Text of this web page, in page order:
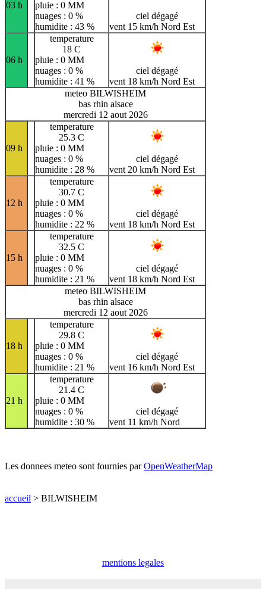
03 h
pluie : 0 MM
nuages : 0 %
humidite : 43 %
ciel dégagé
vent 15 km/h Nord Est
06 h
temperature
18 C
pluie : 0 MM
nuages : 0 %
humidite : 41 %
ciel dégagé
vent 18 km/h Nord Est
meteo BILWISHEIM
bas rhin alsace
mercredi 12 aout 2026
09 h
temperature
25.3 C
pluie : 0 MM
nuages : 0 %
humidite : 28 %
ciel dégagé
vent 20 km/h Nord Est
12 h
temperature
30.7 C
pluie : 0 MM
nuages : 0 %
humidite : 22 %
ciel dégagé
vent 18 km/h Nord Est
15 h
temperature
32.5 C
pluie : 0 MM
nuages : 0 %
humidite : 21 %
ciel dégagé
vent 18 km/h Nord Est
meteo BILWISHEIM
bas rhin alsace
mercredi 12 aout 2026
18 h
temperature
29.8 C
pluie : 0 MM
nuages : 0 %
humidite : 21 %
ciel dégagé
vent 16 km/h Nord Est
21 h
temperature
21.4 C
pluie : 0 MM
nuages : 0 %
humidite : 30 %
ciel dégagé
vent 11 km/h Nord
Les donnees meteo sont fournies parOpenWeatherMap
accueil > BILWISHEIM
mentions legales